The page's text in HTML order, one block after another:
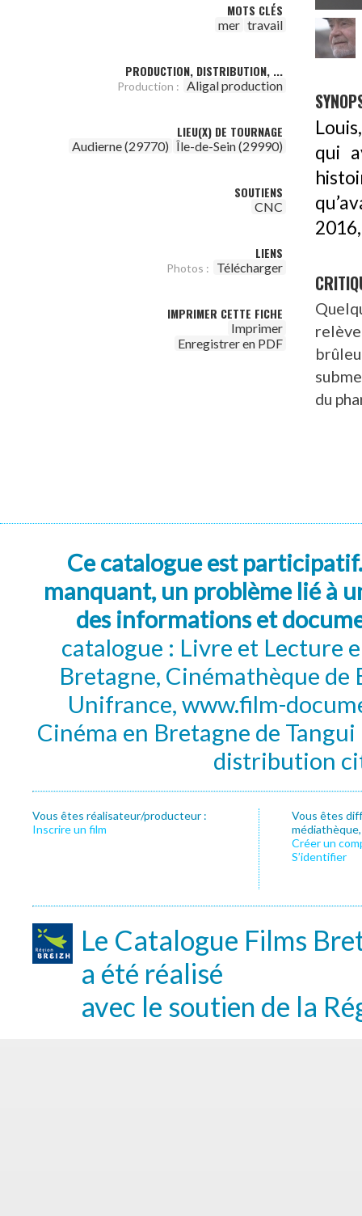
MOTS CLÉS
mer travail
PRODUCTION, DISTRIBUTION, ...
Production : Aligal production
LIEU(X) DE TOURNAGE
Audierne (29770) Île-de-Sein (29990)
SOUTIENS
CNC
LIENS
Photos : Télécharger
IMPRIMER CETTE FICHE
Imprimer
Enregistrer en PDF
qui
relève
du
Ce catalogue est
manquant, un problème lié à
des informations et
catalogue : Livre et Lecture
Bretagne, Cinémathèque de
Unifrance, www.film-
Cinéma en Bretagne de
distribution
Vous êtes réalisateur/producteur :
Inscrire un film
Vous êtes
Créer un
S’identifier
Le Catalogue Films
a été réalisé
avec le soutien de la